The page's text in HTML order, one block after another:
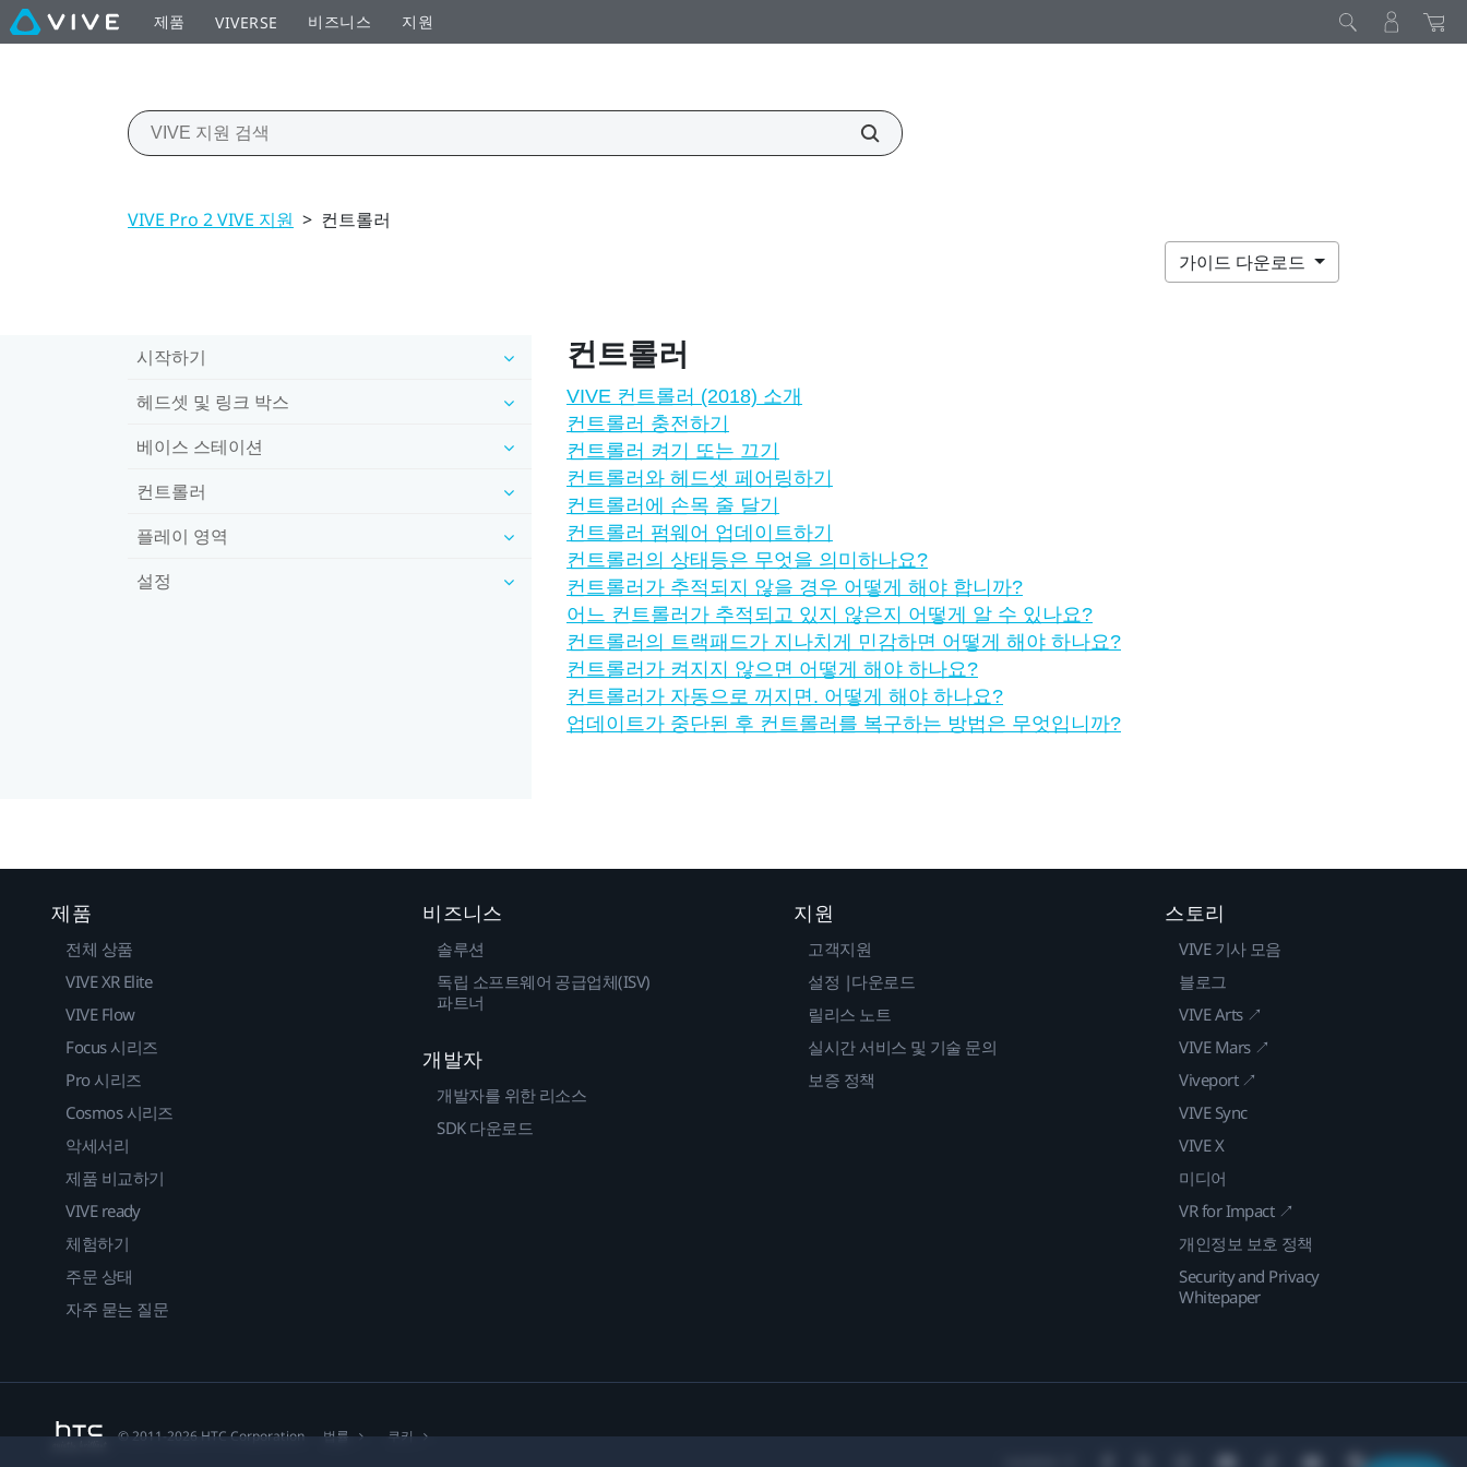
제품 VIVERSE 비즈니스 지원
VIVE Pro 2 VIVE 지원 > 컨트롤러
가이드 다운로드
시작하기
헤드셋 및 링크 박스
베이스 스테이션
컨트롤러
플레이 영역
설정
컨트롤러
VIVE 컨트롤러 (2018) 소개
컨트롤러 충전하기
컨트롤러 켜기 또는 끄기
컨트롤러와 헤드셋 페어링하기
컨트롤러에 손목 줄 달기
컨트롤러 펌웨어 업데이트하기
컨트롤러의 상태등은 무엇을 의미하나요?
컨트롤러가 추적되지 않을 경우 어떻게 해야 합니까?
어느 컨트롤러가 추적되고 있지 않은지 어떻게 알 수 있나요?
컨트롤러의 트랙패드가 지나치게 민감하면 어떻게 해야 하나요?
컨트롤러가 켜지지 않으면 어떻게 해야 하나요?
컨트롤러가 자동으로 꺼지면. 어떻게 해야 하나요?
업데이트가 중단된 후 컨트롤러를 복구하는 방법은 무엇입니까?
제품
전체 상품
VIVE XR Elite
VIVE Flow
Focus 시리즈
Pro 시리즈
Cosmos 시리즈
악세서리
제품 비교하기
VIVE ready
체험하기
주문 상태
자주 묻는 질문
비즈니스
솔루션
독립 소프트웨어 공급업체(ISV)
파트너
개발자
개발자를 위한 리소스
SDK 다운로드
지원
고객지원
설정 |다운로드
릴리스 노트
실시간 서비스 및 기술 문의
보증 정책
스토리
VIVE 기사 모음
블로그
VIVE Arts ↗
VIVE Mars ↗
Viveport ↗
VIVE Sync
VIVE X
미디어
VR for Impact ↗
개인정보 보호 정책
Security and Privacy
Whitepaper
© 2011-2026 HTC Corporation 법률 쿠키